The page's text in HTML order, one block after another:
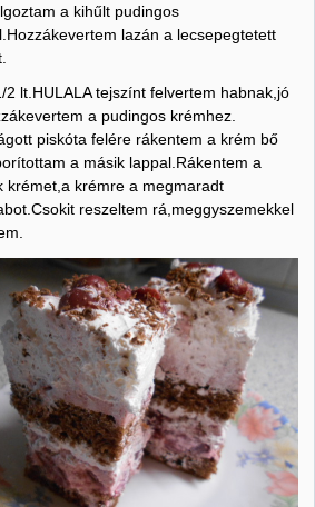
a kihűlt pudingos
lazán a lecsepegtetett
2 lt.HULALA tejszínt felvertem habnak,jó
a pudingos krémhez.
piskóta felére rákentem a krém bő
a másik lappal.Rákentem a
krémet,a krémre a megmaradt
reszeltem rá,meggyszemekkel